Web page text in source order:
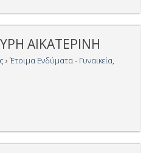
ΑΙΚΑΤΕΡΙΝΗ
› Έτοιμα Ενδύματα - Γυναικεία,